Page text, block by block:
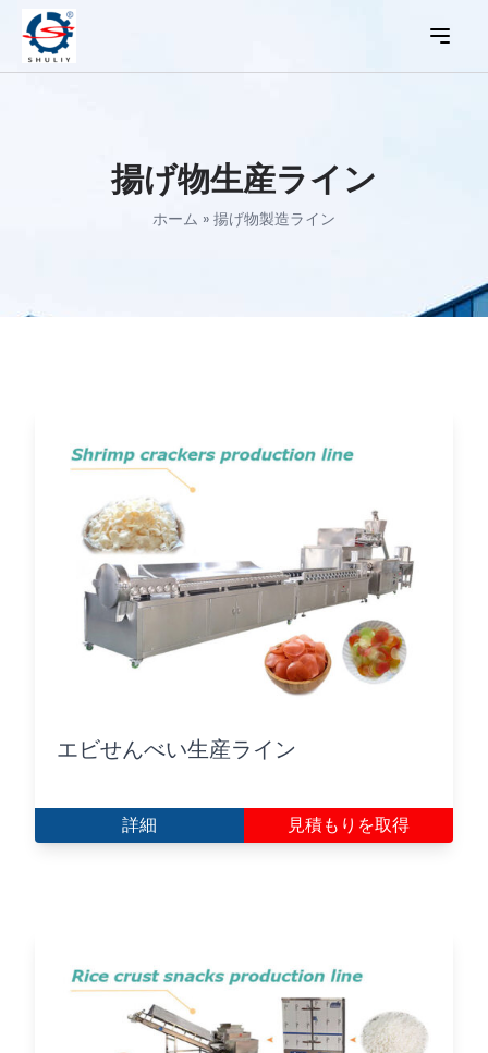
揚げ物生産ライン
ホーム » 揚げ物製造ライン
エビせんべい生産ライン
詳細 見積もりを取得